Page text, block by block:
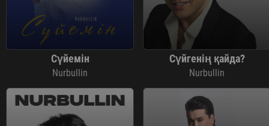
Сүйемін
Nurbullin
Сүйгенің қайда?
Nurbullin